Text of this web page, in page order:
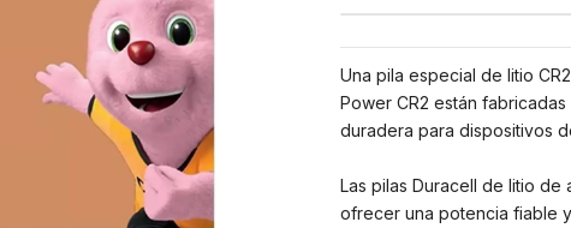
Una pila especial de litio
Power CR2 están
duradera para dispositivos
Las pilas Duracell de litio
ofrecer una potencia fiable